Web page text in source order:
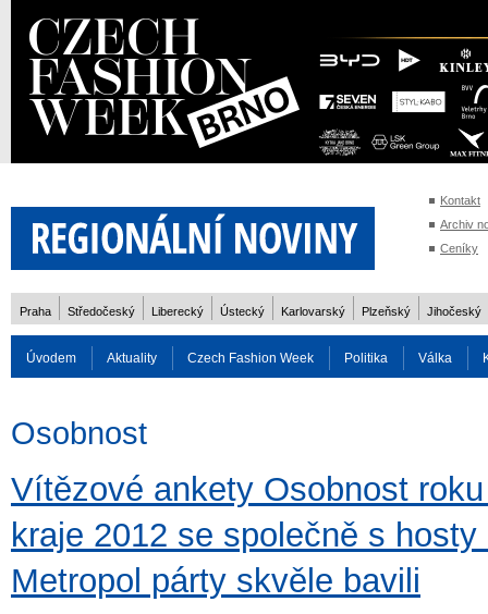
Kontakt
Archiv
Ceníky
Praha Středočeský Liberecký Ústecký Karlovarský Plzeňský Jihočeský
Úvodem Aktuality Czech Fashion Week Politika Válka
Rozhovory
Osobnost
Vítězové ankety Osobnost
kraje 2012 se společně s hosty
Metropol párty skvěle bavili